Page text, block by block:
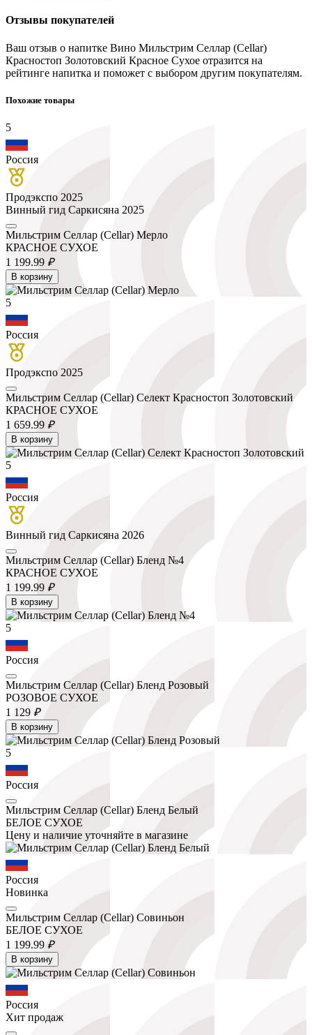
Отзывы покупателей
Ваш отзыв о напитке Вино Мильстрим Селлар (Cellar)
Красностоп Золотовский Красное Сухое отразится на
рейтинге напитка и поможет с выбором другим покупателям.
Похожие товары
5
Россия
Продэкспо 2025
Винный гид Саркисяна 2025
Мильстрим Селлар (Cellar) Мерло
КРАСНОЕ СУХОЕ
1 199.99 ₽
В корзину
5
Россия
Продэкспо 2025
Мильстрим Селлар (Cellar) Селект Красностоп Золотовский
КРАСНОЕ СУХОЕ
1 659.99 ₽
В корзину
5
Россия
Винный гид Саркисяна 2026
Мильстрим Селлар (Cellar) Бленд №4
КРАСНОЕ СУХОЕ
1 199.99 ₽
В корзину
5
Россия
Мильстрим Селлар (Cellar) Бленд Розовый
РОЗОВОЕ СУХОЕ
1 129 ₽
В корзину
5
Россия
Мильстрим Селлар (Cellar) Бленд Белый
БЕЛОЕ СУХОЕ
Цену и наличие уточняйте в магазине
Россия
Новинка
Мильстрим Селлар (Cellar) Совиньон
БЕЛОЕ СУХОЕ
1 199.99 ₽
В корзину
Россия
Хит продаж